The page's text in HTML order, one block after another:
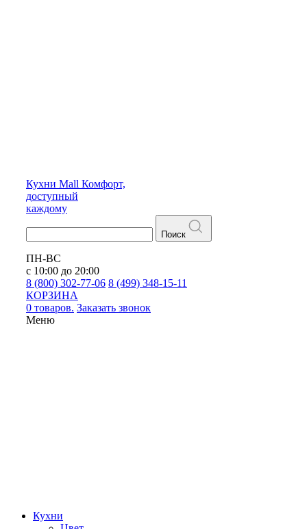
Кухни Mall Комфорт,
доступный
каждому
Поиск
ПН-ВС
с 10:00 до 20:00
8 (800) 302-77-06 8 (499) 348-15-11
КОРЗИНА
0 товаров. Заказать звонок
Меню
Кухни